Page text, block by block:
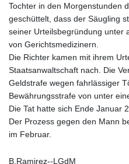
Tochter in den Morgenstunden
geschüttelt, dass der Säugling
seiner Urteilsbegründung unter
von Gerichtsmedizinern.
Die Richter kamen mit ihrem
Staatsanwaltschaft nach. Die
Geldstrafe wegen fahrlässiger
Bewährungsstrafe von unter
Die Tat hatte sich Ende Januar
Der Prozess gegen den Mann
im Februar.
B.Ramirez--LGdM